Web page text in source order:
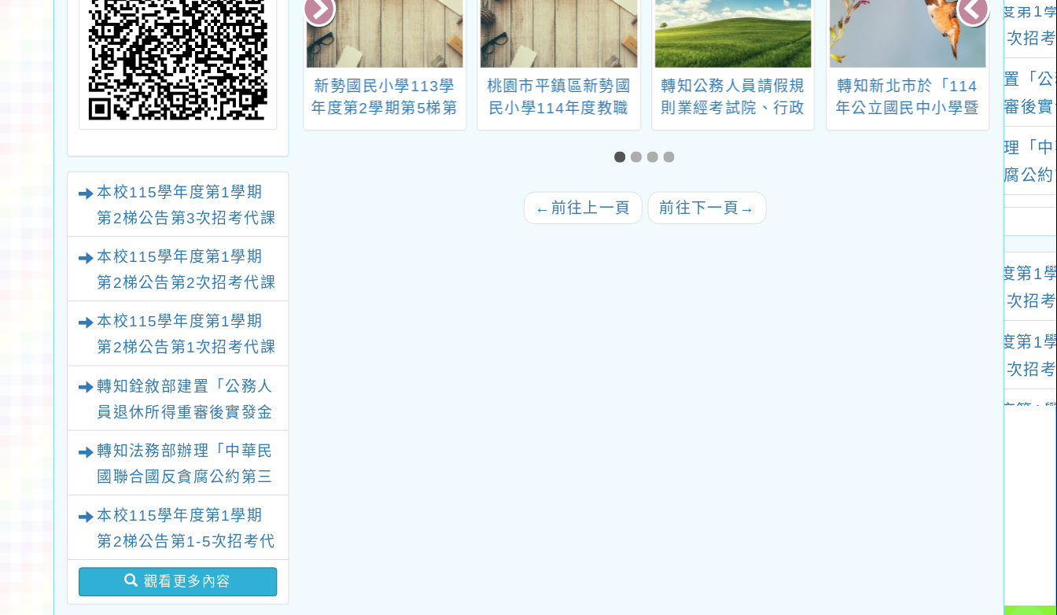
本校115學年度第1學期
第2梯公告第3次招考代課
(不再辦理後續甄選)
本校115學年度第1學期
第2梯公告第2次招考代課
鐘點教師甄選錄取公告
(採1次公告分次招考)
本校115學年度第1學期
第2梯公告第1次招考代課
轉知銓敘部建置「公務人
員退休所得重審後實發金
轉知法務部辦理「中華民
國聯合國反貪腐公約第三
本校115學年度第1學期
第2梯公告第1-5次招考代
課鐘點教師甄選簡章(採1
次公告分次招考)
觀看更多內容
關教育部研編
校校長及教職
反與性或性別
專業倫理防治
轉知行政院修正「政
府機關調整上班日期
處理要點」，名稱並
修正為「政府機關配
合紀念日與節日補假
及調整放假處理要
點」，自114年6月13
日生效一案
新勢國民小學113學
年度第2學期第5梯第
5招代理教師甄選錄取
桃園市平鎮區新勢國
民小學114年度教職
員工文康活動實施計
轉知公務人員請假規
則業經考試院、行政
院於114年9月18日會
轉知新北市於「114
年公立國民中小學暨
幼兒園教師介聘他縣
轉知
國民
師介
← 前往上一頁 前往下一頁 →